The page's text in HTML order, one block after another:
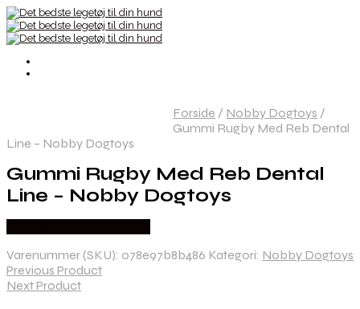
Forside / Nobby Dogtoys /
Gummi Rugby Med Reb Dental
Line – Nobby Dogtoys
Gummi Rugby Med Reb Dental
Line – Nobby Dogtoys
Varenummer (SKU): 078e97b8b486 Kategori: Nobby Dogtoys
Previous Product
Next Product